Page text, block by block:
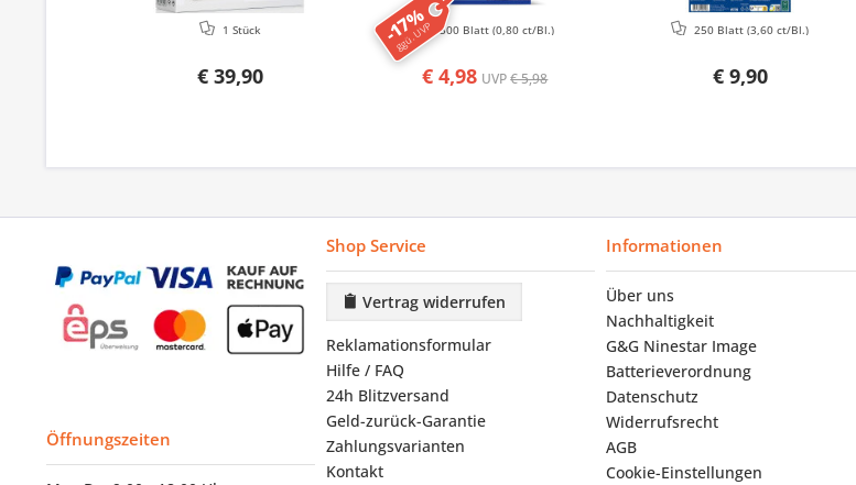
€ 39,90
1 Stück -17%
ggü. UVP
€ 4,98 UVP€ 5,98
500 Blatt (0,80 ct/Bl.)
€ 9,90
250 Blatt(3,60 ct/Bl.)
Öffnungszeiten
Shop Service
Vertrag widerrufen
Reklamationsformular
Hilfe / FAQ
24h Blitzversand
Geld-zurück-Garantie
Zahlungsvarianten
Kontakt
Informationen
Über uns
Nachhaltigkeit
G&G Ninestar Image
Batterieverordnung
Datenschutz
Widerrufsrecht
AGB
Cookie-Einstellungen